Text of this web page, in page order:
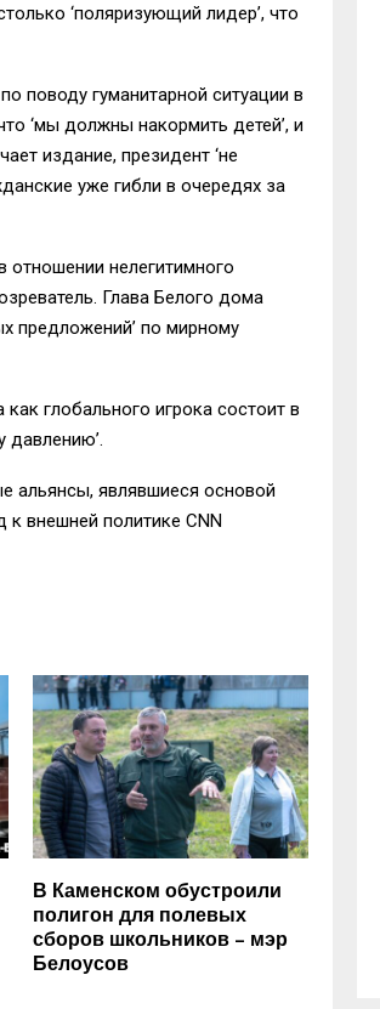
‘поляризующий лидер’, что
поводу гуманитарной ситуации в
‘мы должны накормить детей’, и
издание, президент ‘не
уже гибли в очередях за
нелегитимного
Глава Белого дома
предложений’ по мирному
глобального игрока состоит в
альянсы, являвшиеся основой
внешней политике CNN
В Каменском обустроили
полигон для полевых
сборов школьников – мэр
Белоусов